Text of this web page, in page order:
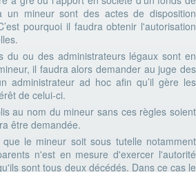
un mineur sont des actes de disposition
pourquoi il faudra obtenir l'autorisation
du ou des administrateurs légaux sont en
il faudra alors demander au juge des
administrateur ad hoc afin qu’il gère les
de celui-ci.
au nom du mineur sans ces règles soient
être demandée.
le mineur soit sous tutelle notamment
n'est en mesure d'exercer l'autorité
sont tous deux décédés. Dans ce cas le